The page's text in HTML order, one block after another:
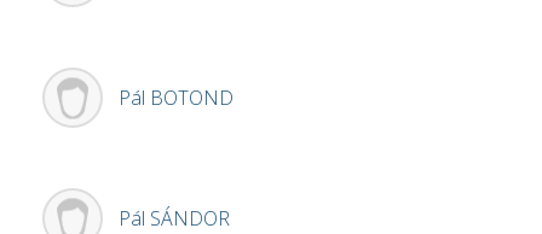
Pál BOTOND
Pál SÁNDOR